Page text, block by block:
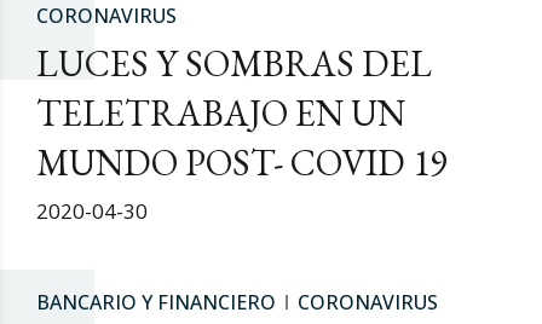
CORONAVIRUS
LUCES Y SOMBRAS DEL
TELETRABAJO EN UN
MUNDO POST- COVID 19
2020-04-30
BANCARIO Y FINANCIERO CORONAVIRUS